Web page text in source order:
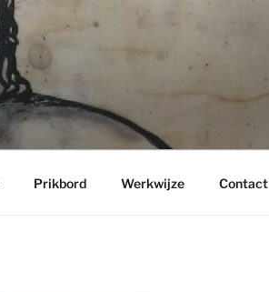
Prikbord Werkwijze Contact